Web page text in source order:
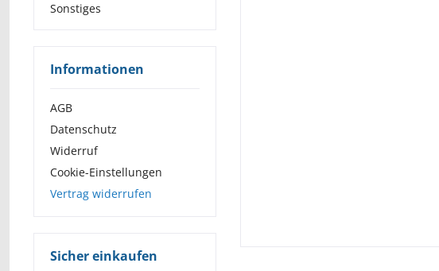
Sonstiges
Informationen
AGB
Datenschutz
Widerruf
Cookie-Einstellungen
Vertrag widerrufen
Sicher einkaufen